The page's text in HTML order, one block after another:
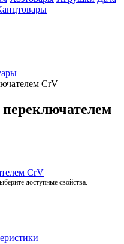
CrV
доступные свойства.